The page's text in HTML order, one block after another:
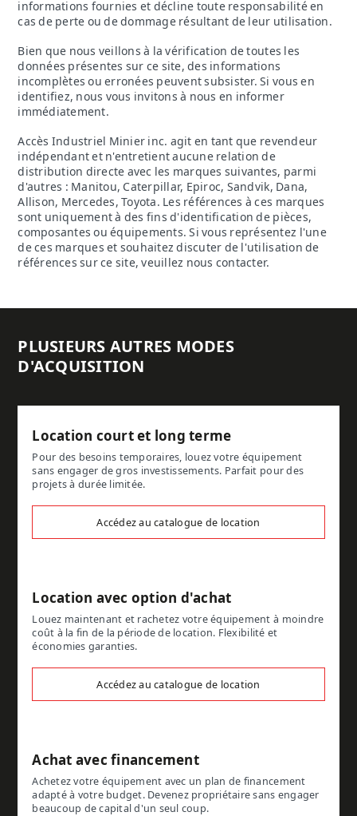
informations fournies et décline toute responsabilité en
cas de perte ou de dommage résultant de leur utilisation.
Bien que nous veillons à la vérification de toutes les
données présentes sur ce site, des informations
incomplètes ou erronées peuvent subsister. Si vous en
identifiez, nous vous invitons à nous en informer
immédiatement.
Accès Industriel Minier inc. agit en tant que revendeur
indépendant et n'entretient aucune relation de
distribution directe avec les marques suivantes, parmi
d'autres : Manitou, Caterpillar, Epiroc, Sandvik, Dana,
Allison, Mercedes, Toyota. Les références à ces marques
sont uniquement à des fins d'identification de pièces,
composantes ou équipements. Si vous représentez l'une
de ces marques et souhaitez discuter de l'utilisation de
références sur ce site, veuillez nous contacter.
PLUSIEURS AUTRES MODES
D'ACQUISITION
Location court et long terme
Pour des besoins temporaires, louez votre équipement
sans engager de gros investissements. Parfait pour des
projets à durée limitée.
Accédez au catalogue de location
Location avec option d'achat
Louez maintenant et rachetez votre équipement à moindre
coût à la fin de la période de location. Flexibilité et
économies garanties.
Accédez au catalogue de location
Achat avec financement
Achetez votre équipement avec un plan de financement
adapté à votre budget. Devenez propriétaire sans engager
beaucoup de capital d'un seul coup.